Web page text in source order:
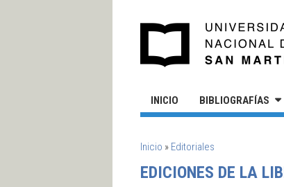
INICIO BIBLIOGRAFÍAS
SE ENCUENTRA USTED AQUÍ
Inicio » Editoriales
EDICIONES DE LA